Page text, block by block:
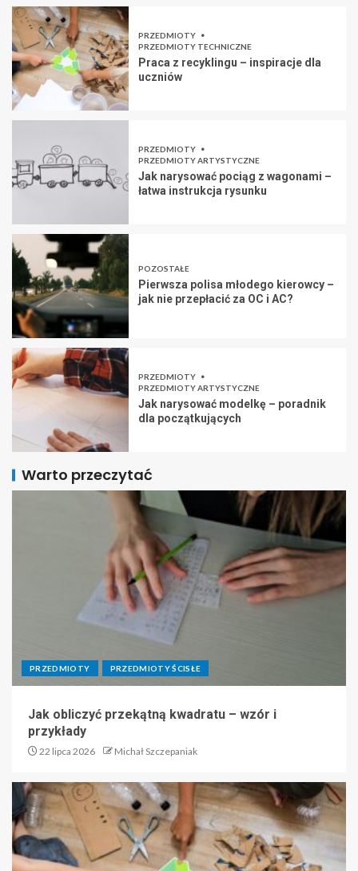
PRZEDMIOTY
PRZEDMIOTY TECHNICZNE
Praca z recyklingu – inspiracje dla
uczniów
PRZEDMIOTY
PRZEDMIOTY ARTYSTYCZNE
Jak narysować pociąg z wagonami –
łatwa instrukcja rysunku
POZOSTAŁE
Pierwsza polisa młodego kierowcy –
jak nie przepłacić za OC i AC?
PRZEDMIOTY
PRZEDMIOTY ARTYSTYCZNE
Jak narysować modelkę – poradnik
dla początkujących
Warto przeczytać
PRZEDMIOTY PRZEDMIOTY ŚCISŁE
Jak obliczyć przekątną kwadratu – wzór i
przykłady
22 lipca 2026 Michał Szczepaniak